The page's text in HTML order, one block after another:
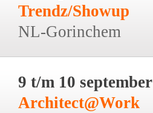
Trendz/Showup
NL-Gorinchem
9 t/m 10 september
Architect@Work